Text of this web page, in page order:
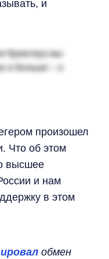
и
произошел
Что об этом
высшее
и нам
в этом
обмен